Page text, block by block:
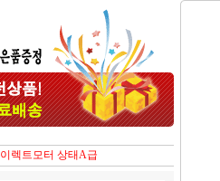
렉트모터 상태A급